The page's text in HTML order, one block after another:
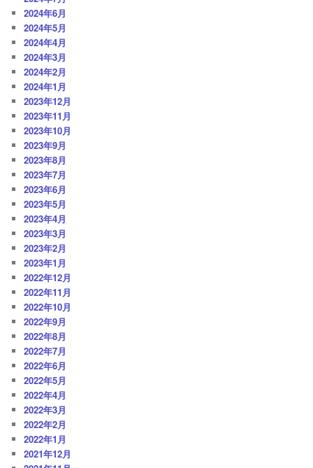
2024年6月
2024年5月
2024年4月
2024年3月
2024年2月
2024年1月
2023年12月
2023年11月
2023年10月
2023年9月
2023年8月
2023年7月
2023年6月
2023年5月
2023年4月
2023年3月
2023年2月
2023年1月
2022年12月
2022年11月
2022年10月
2022年9月
2022年8月
2022年7月
2022年6月
2022年5月
2022年4月
2022年3月
2022年2月
2022年1月
2021年12月